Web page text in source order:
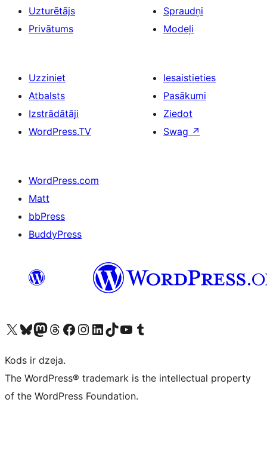
Uzturētājs
Privātums
Spraudņi
Modeļi
Uzziniet
Atbalsts
Izstrādātāji
WordPress.TV
Iesaistieties
Pasākumi
Ziedot
Swag ↗
WordPress.com
Matt
bbPress
BuddyPress
Apmeklējiet mūsu X (agrāk Twitter) kontu
Apmeklējiet mūsu Bluesky kontu
Apmeklējiet mūsu Mastodon kontu
Apmeklējiet mūsu Threads kontu
Apmeklējiet mūsu Facebook lapuApmeklējiet mūsu Instagram kontu
Apmeklējiet mūsu LinkedIn kontu
Apmeklējiet mūsu TikTok kontu
Apmeklējiet mūsu YouTube kanālu
Apmeklējiet mūsu Tumblr kontu
Kods ir dzeja.
The WordPress® trademark is the intellectual property
of the WordPress Foundation.